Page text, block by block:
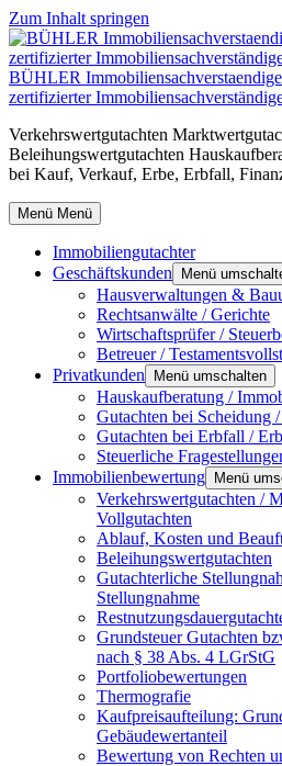
Zum Inhalt springen
BÜHLER
zertifizierter
Verkehrswertgutachten
Beleihungswertgutachten
bei Kauf, Verkauf, Erbe, Erbfall,
Menü Menü
Immobiliengutachter
Geschäftskunden
Menü
Hausverwaltungen &
Rechtsanwälte / Gerichte
Wirtschaftsprüfer /
Betreuer /
Privatkunden
Menü umschalten
Hauskaufberatung /
Gutachten bei Scheidung
Gutachten bei Erbfall /
Steuerliche
Immobilienbewertung
Menü
Verkehrswertgutachten /
Vollgutachten
Ablauf, Kosten und
Beleihungswertgutachten
Gutachterliche
Stellungnahme
Grundsteuer Gutachten
nach § 38 Abs. 4 LGrStG
Portfoliobewertungen
Thermografie
Kaufpreisaufteilung:
Gebäudewertanteil
Bewertung von Rechten